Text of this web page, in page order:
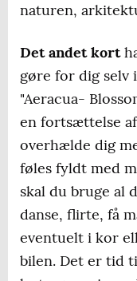
naturen,
Det andet kort
gøre for dig
"Aeracua-
en fortsættelse
overhælde dig
føles fyldt med
skal du bruge al
danse, flirte, få
eventuelt i kor
bilen. Det er tid